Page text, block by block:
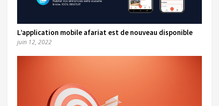
L’application mobile afariat est de nouveau disponible
juin 12, 2022